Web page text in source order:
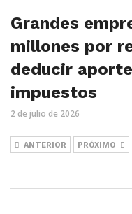
Grandes
millones por
deducir
impuestos
2 de julio de 2026
ANTERIOR PRÓXIMO